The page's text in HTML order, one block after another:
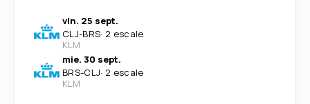
vin. 25 sept.
CLJ-BRS· 2 escale
KLM
mie. 30 sept.
BRS-CLJ· 2 escale
KLM